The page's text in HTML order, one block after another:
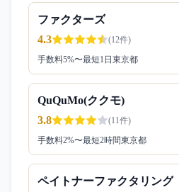
ファクターズ
4.3
(12件)
手数料5%〜最短1日 東京都
QuQuMo(ククモ)
3.8
(11件)
手数料2%〜最短2時間東京都
ペイトナーファクタリング